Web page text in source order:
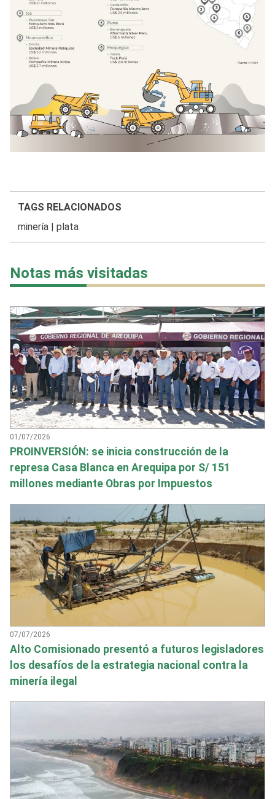
TAGS RELACIONADOS
minería| plata
Notas más visitadas
01/07/2026
PROINVERSIÓN: se inicia construcción de la
represa Casa Blanca en Arequipa por S/ 151
millones mediante Obras por Impuestos
07/07/2026
Alto Comisionado presentó a futuros legisladores
los desafíos de la estrategia nacional contra la
minería ilegal